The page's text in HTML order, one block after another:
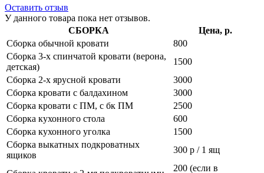
Оставить отзыв
У данного товара пока нет отзывов.
СБОРКА
Цена, р.
Сборка обычной кровати
800
Сборка 3-х спинчатой кровати (верона,
детская)
1500
Сборка 2-х ярусной кровати
3000
Сборка кровати с балдахином
3000
Сборка кровати с ПМ, с бк ПМ
2500
Сборка кухонного стола
600
Сборка кухонного уголка
1500
Сборка выкатных подкроватных
ящиков
300 р / 1 ящ
200 (если в